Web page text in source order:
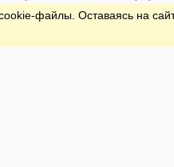
файлы. Оставаясь на